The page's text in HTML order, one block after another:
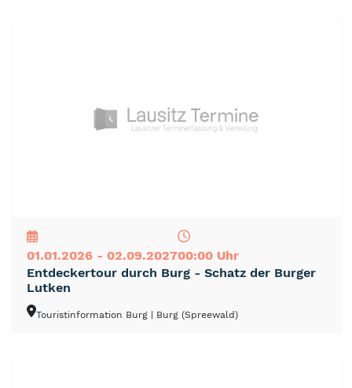
01.01.2026 - 02.09.202700:00 Uhr
Entdeckertour durch Burg - Schatz der Burger
Lutken
Touristinformation Burg | Burg (Spreewald)